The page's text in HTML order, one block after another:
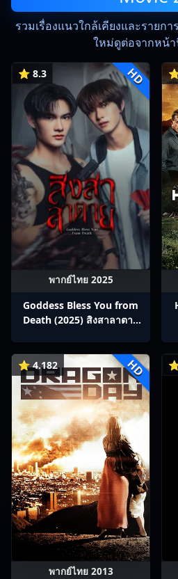
รวมเรื่องแนวใกล้เคียงและรายก
ใหม่ดูต่อจากหน้
⭐ 8.3 HD
พากย์ไทย 2025
Goddess Bless You from
Death (2025) สิงสาลาตาย
⭐ 4.182 HD
พากย์ไทย 2013